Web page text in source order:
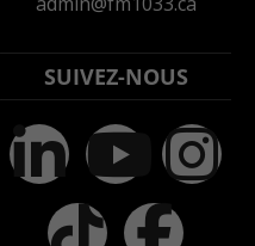
SUIVEZ-NOUS